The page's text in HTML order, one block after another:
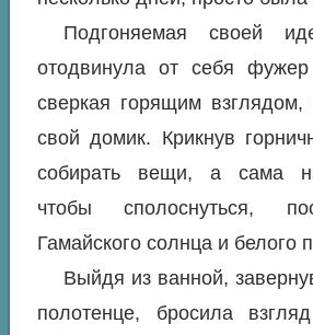
Подгоняемая своей
отодвинула от себя
сверкая горящим взглядом,
свой домик. Крикнув
собирать вещи, а сама
чтобы сполоснуться,
Гамайского солнца и белого
Выйдя из ванной,
полотенце, бросила